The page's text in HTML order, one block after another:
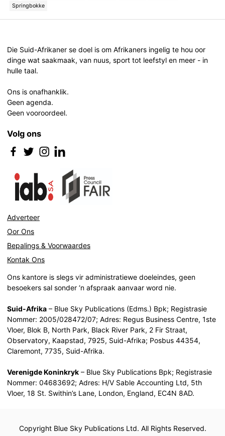
Springbokke
Die Suid-Afrikaner se doel is om Afrikaners ingelig te hou oor
dinge wat saakmaak, van nuus, sport tot leefstyl en meer - in
hulle taal.
Ons is onafhanklik.
Geen agenda.
Geen vooroordeel.
Volg ons
Adverteer
Oor Ons
Bepalings & Voorwaardes
Kontak Ons
Ons kantore is slegs vir administratiewe doeleindes, geen
besoekers sal sonder ‘n afspraak aanvaar word nie.
Suid-Afrika – Blue Sky Publications (Edms.) Bpk; Registrasie
Nommer: 2005/028472/07; Adres: Regus Business Centre, 1ste
Vloer, Blok B, North Park, Black River Park, 2 Fir Straat,
Observatory, Kaapstad, 7925, Suid-Afrika; Posbus 44354,
Claremont, 7735, Suid-Afrika.
Verenigde Koninkryk – Blue Sky Publications Bpk; Registrasie
Nommer: 04683692; Adres: H/V Sable Accounting Ltd, 5th
Vloer, 18 St. Swithin’s Lane, London, England, EC4N 8AD.
Copyright Blue Sky Publications Ltd. All Rights Reserved.